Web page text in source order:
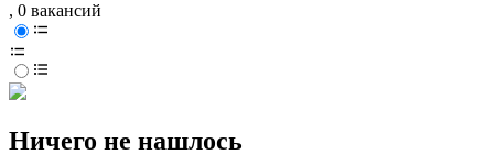
, 0 вакансий
Ничего не нашлось